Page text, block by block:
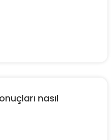
nasıl